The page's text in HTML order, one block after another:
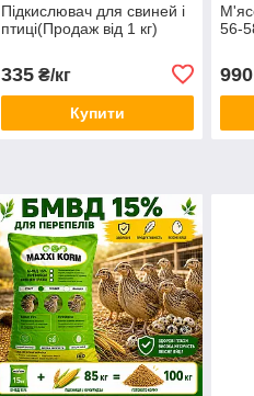
Підкислювач для свиней і
птиці(Продаж від 1 кг)
335₴/кг
Купити
56-
990